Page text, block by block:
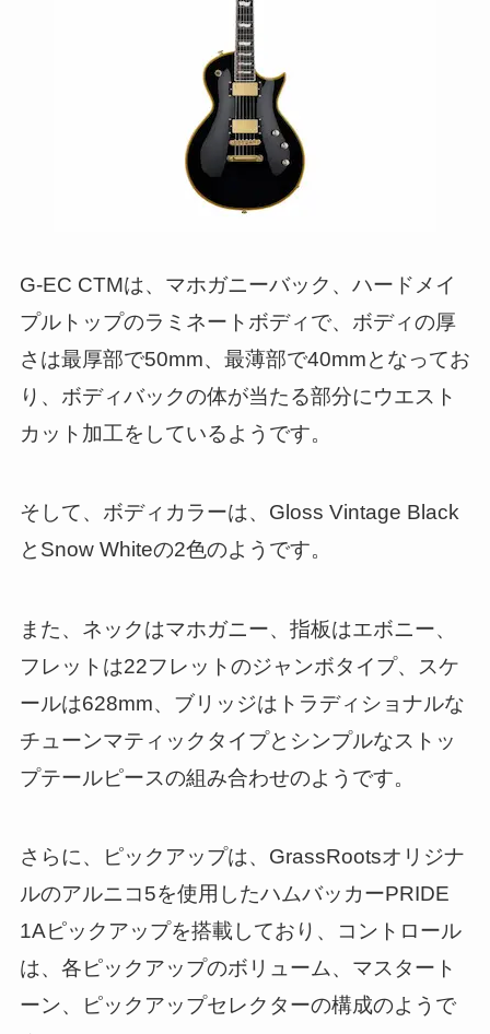
G-EC CTMは、マホガニーバック、ハードメイ
プルトップのラミネートボディで、ボディの厚
さは最厚部で50mm、最薄部で40mmとなってお
り、ボディバックの体が当たる部分にウエスト
カット加工をしているようです。
そして、ボディカラーは、Gloss Vintage Black
とSnow Whiteの2色のようです。
また、ネックはマホガニー、指板はエボニー、
フレットは22フレットのジャンボタイプ、スケ
ールは628mm、ブリッジはトラディショナルな
チューンマティックタイプとシンプルなストッ
プテールピースの組み合わせのようです。
さらに、ピックアップは、GrassRootsオリジナ
ルのアルニコ5を使用したハムバッカーPRIDE
1Aピックアップを搭載しており、コントロール
は、各ピックアップのボリューム、マスタート
ーン、ピックアップセレクターの構成のようで